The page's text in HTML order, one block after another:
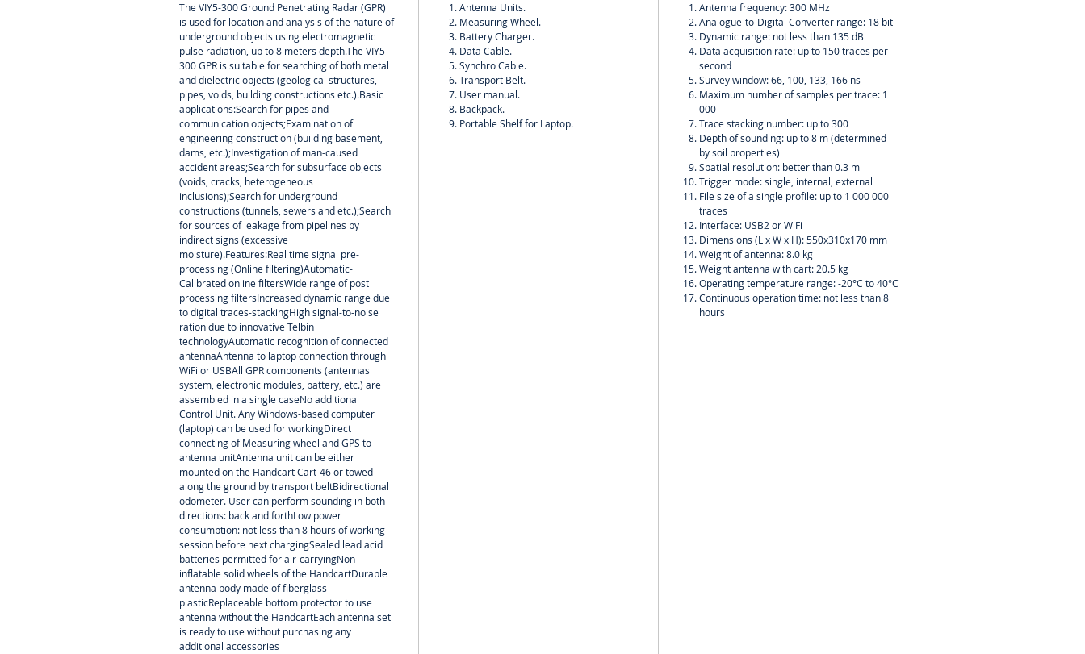
The VIY5-300 Ground Penetrating Radar (GPR)
is used for location and analysis of the nature of
underground objects using electromagnetic
pulse radiation, up to 8 meters depth.The VIY5-
300 GPR is suitable for searching of both metal
and dielectric objects (geological structures,
pipes, voids, building constructions etc.).Basic
applications:Search for pipes and
communication objects;Examination of
engineering construction (building basement,
dams, etc.);Investigation of man-caused
accident areas;Search for subsurface objects
(voids, cracks, heterogeneous
inclusions);Search for underground
constructions (tunnels, sewers and etc.);Search
for sources of leakage from pipelines by
indirect signs (excessive
moisture).Features:Real time signal pre-
processing (Online filtering)Automatic-
Calibrated online filtersWide range of post
processing filtersIncreased dynamic range due
to digital traces-stackingHigh signal-to-noise
ration due to innovative Telbin
technologyAutomatic recognition of connected
antennaAntenna to laptop connection through
WiFi or USBAll GPR components (antennas
system, electronic modules, battery, etc.) are
assembled in a single caseNo additional
Control Unit. Any Windows-based computer
(laptop) can be used for workingDirect
connecting of Measuring wheel and GPS to
antenna unitAntenna unit can be either
mounted on the Handcart Cart-46 or towed
along the ground by transport beltBidirectional
odometer. User can perform sounding in both
directions: back and forthLow power
consumption: not less than 8 hours of working
session before next chargingSealed lead acid
batteries permitted for air-carryingNon-
inflatable solid wheels of the HandcartDurable
antenna body made of fiberglass
plasticReplaceable bottom protector to use
antenna without the HandcartEach antenna set
is ready to use without purchasing any
additional accessories
Antenna Units.
Measuring Wheel.
Battery Charger.
Data Cable.
Synchro Cable.
Transport Belt.
User manual.
Backpack.
Portable Shelf for Laptop.
Antenna frequency: 300 MHz
Analogue-to-Digital Converter range: 18 bit
Dynamic range: not less than 135 dB
Data acquisition rate: up to 150 traces per
second
Survey window: 66, 100, 133, 166 ns
Maximum number of samples per trace: 1
000
Trace stacking number: up to 300
Depth of sounding: up to 8 m (determined
by soil properties)
Spatial resolution: better than 0.3 m
Trigger mode: single, internal, external
File size of a single profile: up to 1 000 000
traces
Interface: USB2 or WiFi
Dimensions (L x W x H): 550x310x170 mm
Weight of antenna: 8.0 kg
Weight antenna with cart: 20.5 kg
Operating temperature range: -20°C to 40°C
Continuous operation time: not less than 8
hours